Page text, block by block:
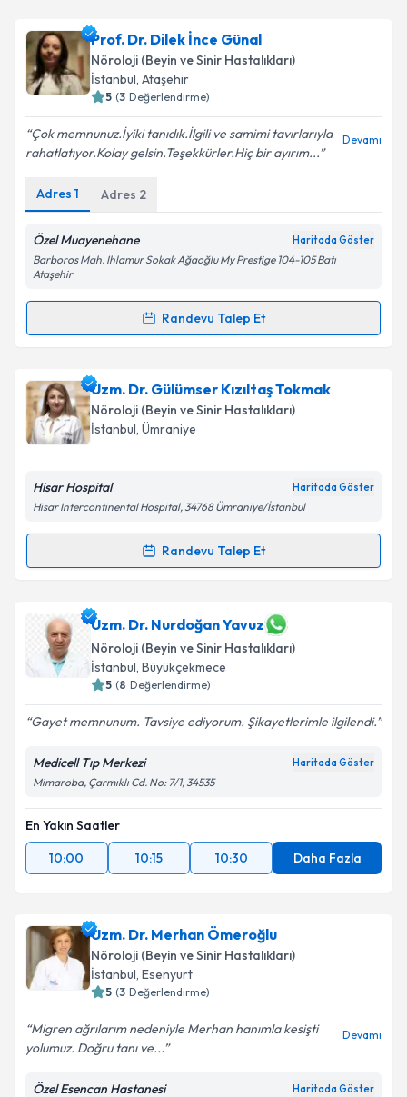
için bir takvim hazırlandığında e-posta ile
bilgilendireceğiz.
E-posta Adresiniz
Metni 'ni okudum ve kişisel verilerimin belirtilen
Prof. Dr. Dilek İnce Günal
Nöroloji (Beyin ve Sinir Hastalıkları)
İstanbul, Ataşehir
5 (3 Değerlendirme)
Çok memnunuz.İyiki tanıdık.İlgili ve samimi tavırlarıyla
rahatlatıyor.Kolay gelsin.Teşekkürler.Hiç bir ayırım...
Devamı
Adres 1 Adres 2
Özel Muayenehane Haritada Göster
Barboros Mah. Ihlamur Sokak Ağaoğlu My Prestige 104-105 Batı
Ataşehir
Randevu Talep Et
Randevu Takvimi Talebi
Prof. Dr. Dilek İnce Günaliçin randevu takvimi
talebi oluşturun. Size bu uzmandan randevu almanız
için bir takvim hazırlandığında e-posta ile
bilgilendireceğiz.
Kişisel verilerimin işlenmesine ilişkinAydınlatma
kapsamda işlenmesini kabul ediyorum.
Takvim Talebini Gönder
Uzm. Dr. Gülümser Kızıltaş Tokmak
Nöroloji (Beyin ve Sinir Hastalıkları)
İstanbul, Ümraniye
Hisar Hospital Haritada Göster
Hisar Intercontinental Hospital, 34768 Ümraniye/İstanbul
Randevu Talep Et
Randevu Takvimi Talebi
Uzm. Dr. Gülümser Kızıltaş Tokmakiçin randevu
takvimi talebi oluşturun. Size bu uzmandan randevu
almanız için bir takvim hazırlandığında e-posta ile
bilgilendireceğiz.
E-posta Adresiniz
Metni
Uzm. Dr. Nurdoğan Yavuz
Nöroloji (Beyin ve Sinir Hastalıkları)
İstanbul, Büyükçekmece
5 (8 Değerlendirme)
Gayet memnunum. Tavsiye ediyorum. Şikayetlerimle ilgilendi.
Medicell Tıp Merkezi Haritada Göster
Mimaroba, Çarmıklı Cd. No: 7/1, 34535
En Yakın Saatler
10:00
10:15 10:30 Daha Fazla
Uzm. Dr. Merhan Ömeroğlu
Nöroloji (Beyin ve Sinir Hastalıkları)
İstanbul, Esenyurt
5 (3 Değerlendirme)
Migren ağrılarım nedeniyle Merhan hanımla kesişti
yolumuz. Doğru tanı ve...
Devamı
Özel Esencan Hastanesi Haritada Göster